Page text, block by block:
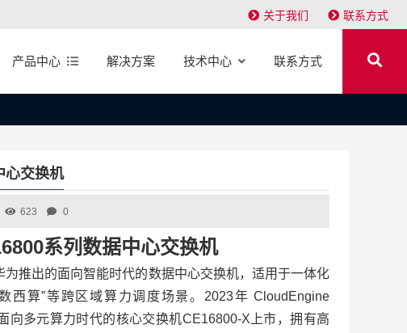
关于我们 联系方式
产品中心 解决方案 技术中心 联系方式
心交换机
623 0
系列数据中心交换机
推出的面向智能时代的数据中心交换机，适用于一体化
西算”等跨区域算力调度场景。2023年 CloudEngine
向多元算力时代的核心交换机CE16800-X上市，拥有高